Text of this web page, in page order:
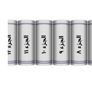
الجزء
٨
الجزء
٩
الجزء
١٠
الجزء
١١
الجزء
١٢